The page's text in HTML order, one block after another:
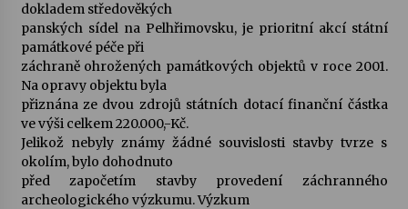
dokladem středověkých
panských sídel na Pelhřimovsku, je prioritní akcí státní
památkové péče při
záchraně ohrožených památkových objektů v roce 2001.
Na opravy objektu byla
přiznána ze dvou zdrojů státních dotací finanční částka
ve výši celkem 220.000,-Kč.
Jelikož nebyly známy žádné souvislosti stavby tvrze s
okolím, bylo dohodnuto
před započetím stavby provedení záchranného
archeologického výzkumu. Výzkum